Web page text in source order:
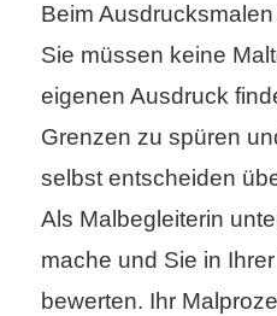
Beim
Sie müssen keine
eigenen Ausdruck
Grenzen zu spüren
selbst entscheiden
Als Malbegleiterin
mache und Sie in
bewerten. Ihr